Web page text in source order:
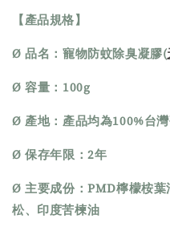
【產品規格】
Ø 品名：寵物防蚊除臭凝膠(
Ø 容量：100g
Ø 產地：產品均為100%台
Ø 保存年限：2年
Ø 主要成份：PMD檸檬桉
松、印度苦楝油